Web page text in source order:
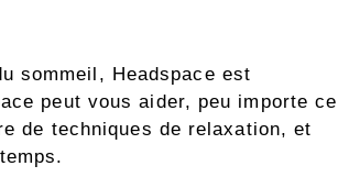
sommeil, Headspace est
peut vous aider, peu importe ce
de techniques de relaxation, et